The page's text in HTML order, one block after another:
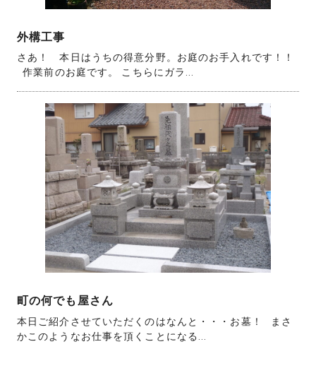
外構工事
さあ！ 本日はうちの得意分野。お庭のお手入れです！！
作業前のお庭です。 こちらにガラ...
町の何でも屋さん
本日ご紹介させていただくのはなんと・・・お墓！ まさ
かこのようなお仕事を頂くことになる...